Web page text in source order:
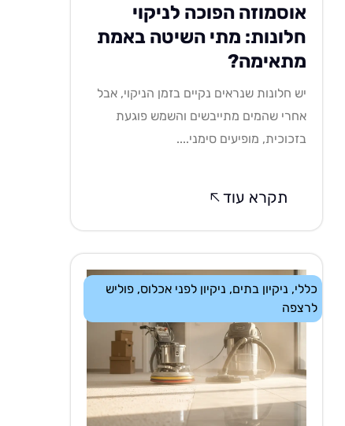
אוסמוזה הפוכה לניקוי
חלונות: מתי השיטה באמת
מתאימה?
יש חלונות שנראים נקיים בזמן הניקוי, אבל
אחרי שהמים מתייבשים והשמש פוגעת
בזכוכית, מופיעים סימני....
תקרא עוד
כללי, ניקיון בתים, ניקיון לפני אכלוס,פוליש
לרצפה